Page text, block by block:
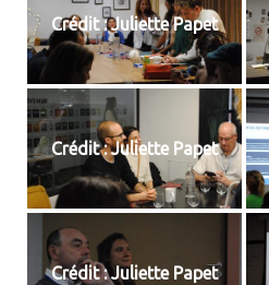
Crédit : Juliette Papet
Crédit : Juliette Papet
Crédit : Juliette Papet